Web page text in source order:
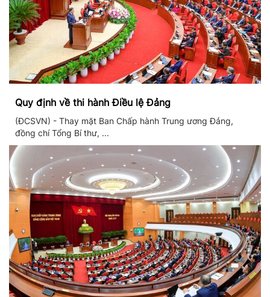
Quy định về thi hành Điều lệ Đảng
(ĐCSVN) - Thay mặt Ban Chấp hành Trung ương Đảng,
đồng chí Tổng Bí thư, ...